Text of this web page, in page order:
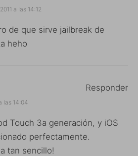
a las 14:12
de que sirve jailbreak de
heho
las 14:04
Touch 3a generación, y iOS
perfectamente.
tan sencillo!
Responder